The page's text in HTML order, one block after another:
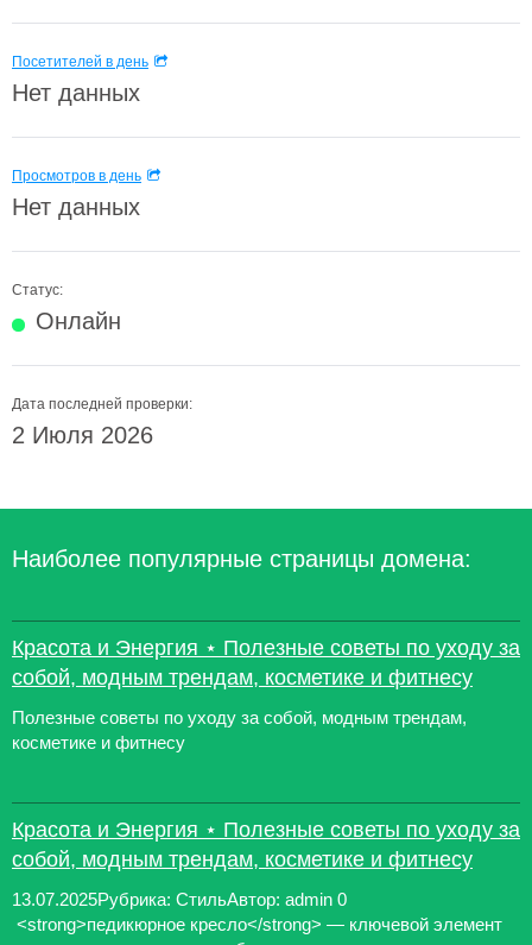
Посетителей в день
Нет данных
Просмотров в день
Нет данных
Статус:
Онлайн
Дата последней проверки:
2 Июля 2026
Наиболее популярные страницы домена:
Красота и Энергия ⋆ Полезные советы по уходу за
собой, модным трендам, косметике и фитнесу
Полезные советы по уходу за собой, модным трендам,
косметике и фитнесу
Красота и Энергия ⋆ Полезные советы по уходу за
собой, модным трендам, косметике и фитнесу
13.07.2025Рубрика: СтильАвтор: admin 0
<strong>педикюрное кресло</strong> — ключевой элемент